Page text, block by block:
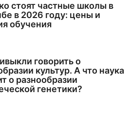
стоят частные школы в
в 2026 году: цены и
обучения
говорить о
культур. А что наука
о разнообразии
генетики?